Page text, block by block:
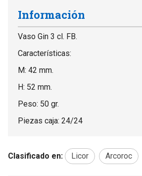
Información
Vaso Gin 3 cl. FB.
Características:
M: 42 mm.
H: 52 mm.
Peso: 50 gr.
Piezas caja: 24/24
Clasificado en: Licor Arcoroc